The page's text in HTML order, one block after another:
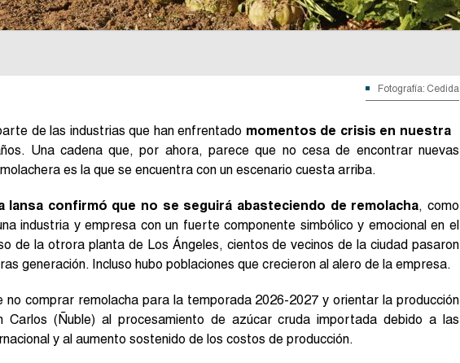
Fotografía: Cedida
de las industrias que han enfrentado momentos de crisis en nuestra
Una cadena que, por ahora, parece que no cesa de encontrar nuevas
es la que se encuentra con un escenario cuesta arriba.
Iansa confirmó que no se seguirá abasteciendo de remolacha, como
industria y empresa con un fuerte componente simbólico y emocional en el
de la otrora planta de Los Ángeles, cientos de vecinos de la ciudad pasaron
generación. Incluso hubo poblaciones que crecieron al alero de la empresa.
no comprar remolacha para la temporada 2026-2027 y orientar la producción
Carlos (Ñuble) al procesamiento de azúcar cruda importada debido a las
y al aumento sostenido de los costos de producción.